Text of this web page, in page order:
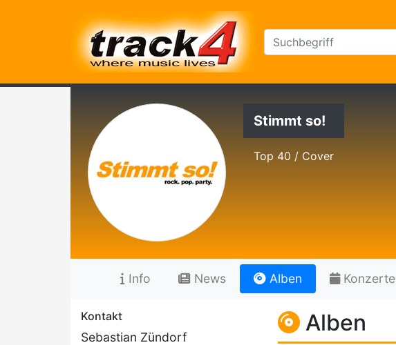
Stimmt so!
Top 40 / Cover
Info News Alben Konzerte
Kontakt
Sebastian Zündorf
Alben